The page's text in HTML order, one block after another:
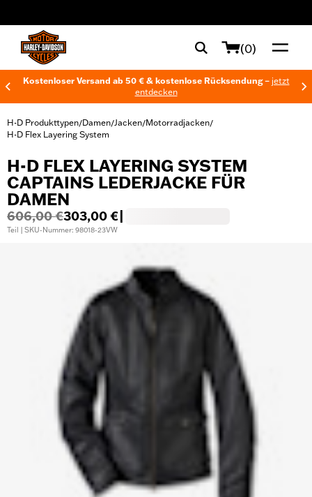
(0)
Kostenloser Versand ab 50 € & kostenlose Rücksendung – jetzt
entdecken
H-D Produkttypen/Damen/Jacken/Motorradjacken/
H-D Flex Layering System
H-D FLEX LAYERING SYSTEM
CAPTAINS LEDERJACKE FÜR
DAMEN
606,00 €303,00 €
Teil | SKU-Nummer: 98018-23VW